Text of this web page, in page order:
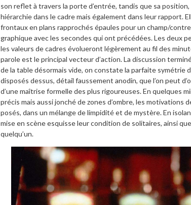
son reflet à travers la porte d’entrée, tandis que sa
hiérarchie dans le cadre mais également dans leur rapport.
frontaux en plans rapprochés épaules pour un champ/
graphique avec les secondes qui ont précédées. Les deux
les valeurs de cadres évolueront légèrement au fil des
parole est le principal vecteur d’action. La discussion
de la table désormais vide, on constate la parfaite
disposés dessus, détail faussement anodin, que l’on peut
d’une maîtrise formelle des plus rigoureuses. En quelques
précis mais aussi jonché de zones d’ombre, les
posés, dans un mélange de limpidité et de mystère. En
mise en scène esquisse leur condition de solitaires, ainsi
quelqu’un.